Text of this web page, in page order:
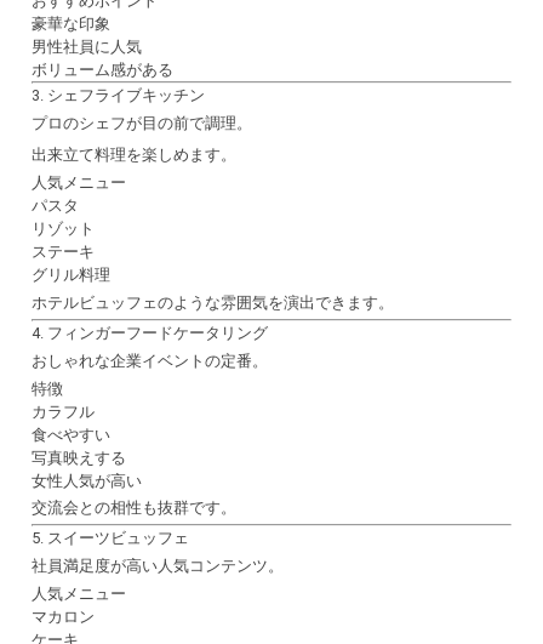
豪華な印象
男性社員に人気
ボリューム感がある
3. シェフライブキッチン
プロのシェフが目の前で調理。
出来立て料理を楽しめます。
人気メニュー
パスタ
リゾット
ステーキ
グリル料理
ホテルビュッフェのような雰囲気を演出できます。
4. フィンガーフードケータリング
おしゃれな企業イベントの定番。
特徴
カラフル
食べやすい
写真映えする
女性人気が高い
交流会との相性も抜群です。
5. スイーツビュッフェ
社員満足度が高い人気コンテンツ。
人気メニュー
マカロン
ケーキ